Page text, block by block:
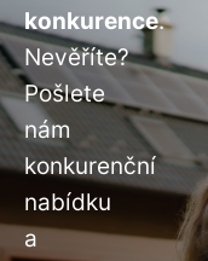
konkurence.
Nevěříte?
Pošlete
nám
konkurenční
nabídku
a